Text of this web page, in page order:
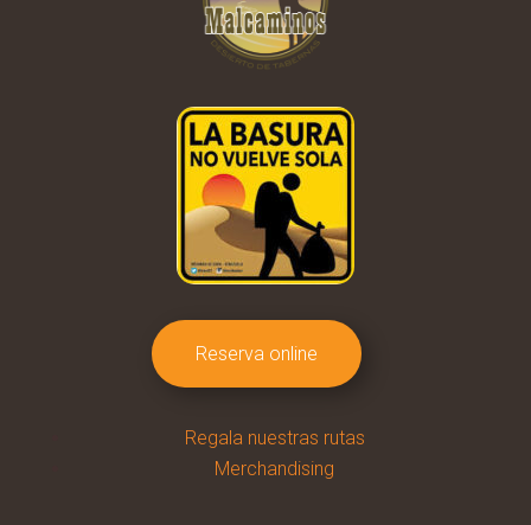
Reserva online
Regala nuestras rutas
Merchandising